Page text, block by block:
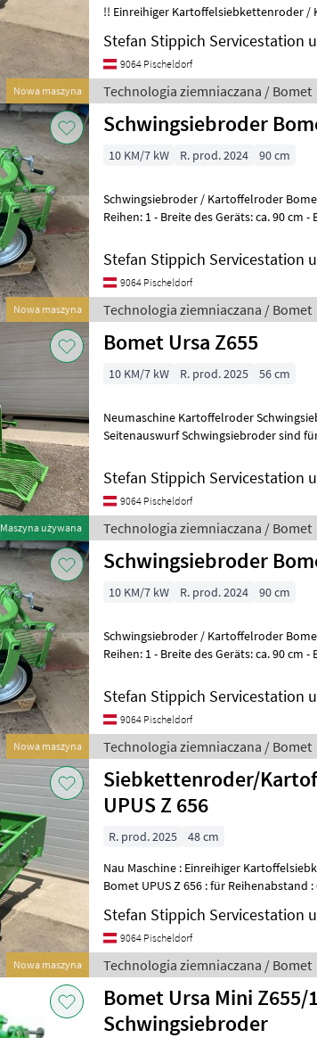
Nowa maszyna
!! Einreihiger Kartoffelsiebkettenroder / Kartoffelroder Bomet UPUS Z
Stefan Stippich Servicestation
9064 Pischeldorf
Technologia ziemniaczana / Bomet
Nowa maszyna
Schwingsiebroder
10 KM/7 kW R. prod. 2024 90 cm
Schwingsiebroder / Kartoffelroder Bomet URSA
Reihen: 1 - Breite des Geräts: ca. 90 cm - Breite des Schwertes: ca. 45
Stefan Stippich Servicestation
9064 Pischeldorf
Technologia ziemniaczana / Bomet
Maszyna używana
Bomet Ursa Z655
10 KM/7 kW R. prod. 2025 56 cm
Neumaschine Kartoffelroder
Seitenauswurf Schwingsiebroder sind fürs Roden von Kartoffeln,
Stefan Stippich Servicestation
9064 Pischeldorf
Technologia ziemniaczana / Bomet
Nowa maszyna
Schwingsiebroder
10 KM/7 kW R. prod. 2024 90 cm
Schwingsiebroder / Kartoffelroder Bomet URSA
Reihen: 1 - Breite des Geräts: ca. 90 cm - Breite des Schwertes: ca. 45
Stefan Stippich Servicestation
9064 Pischeldorf
Technologia ziemniaczana / Bomet
Nowa maszyna
Siebkettenroder/
UPUS Z 656
R. prod. 2025
48 cm
Nau Maschine : Einreihiger Kartoffelsiebkettenroder / Kartoffelroder
Bomet UPUS Z 656 : für Reihenabstand : 62, 5cm-75, 00cm -
Stefan Stippich Servicestation
9064 Pischeldorf
Technologia ziemniaczana / Bomet
Bomet Ursa Mini
Schwingsiebroder